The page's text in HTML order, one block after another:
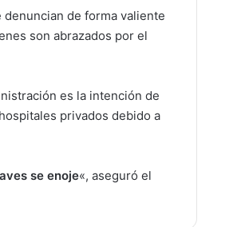
de forma valiente
son abrazados por el
es la intención de
privados debido a
se enoje«, aseguró el